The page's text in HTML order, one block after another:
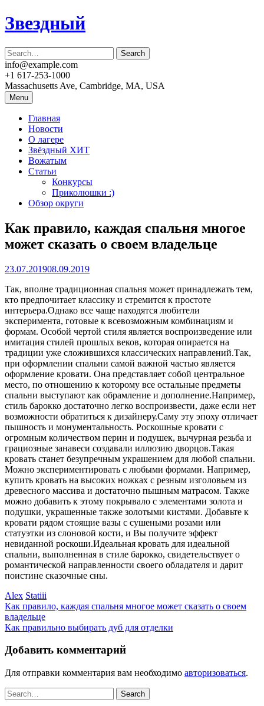
Skip
to
Звездный
info@example.com
+1 617-253-1000
Massachusetts Ave, Cambridge, MA, USA
Menu
Главная
Новости
О лагере
Звёздный ХИТ
Вожатым
Статьи
Конкурсы
Приколюшки :)
Обзор округи
Как правило, каждая спальня многое
может сказать о своем владельце
23.07.201908.09.2019
Так, вполне традиционная спальня может принадлежать тем,
кто предпочитает классику и стремится к простоте
интерьера.Однако все чаще находятся любители
эксперимента, готовые к всевозможным комбинациям и
формам. Особой чертой стиля является воспроизведение или
имитация стилей прошлых веков, которая опирается на
традиции уже сложившихся классических направлений.Так,
при оформлении спальни самой важной частью является
оформление кровати. Она представляет собой центральное
место, по отношению к которому все остальные предметы
спальни выступают как обрамление и дополнение.Например,
стиль барокко достаточно легко воспроизвести, даже если нет
возможности обратиться к дизайнеру.Саму эту эпоху отличает
пышность и монументальность. Роскошные кровати с
огромным количеством перин и подушек, вычурная резьба и
грациозные занавеси создавали иллюзию дворцов.Такая
кровать станет безупречным украшением для любой спальни.
Можно экспериментировать с любыми формами. Например,
купить кровать на высоких ножках с резным изголовьем из
древесного массива и достаточно пышным матрасом. Также
можно добавить к этому покрывало с элементами золота и
подушки, украшенные также золотыми кистями. Добавьте к
кровати рядом стоящие вазы с сушеными розами или
статуэтки из слоновой кости, и Вы получите эффект
невиданной роскоши.Идеальная кровать для идеальной
спальни, выполненная в стиле барокко, свидетельствует о
романтической направленности своего обладателя и дарит
поистине сказочные сны.
Alex Statiii
Как правило, каждая спальня многое может сказать о своем
владельце
Как правильно выбирать дуб для отделки
Добавить комментарий
Для отправки комментария вам необходимо авторизоваться.